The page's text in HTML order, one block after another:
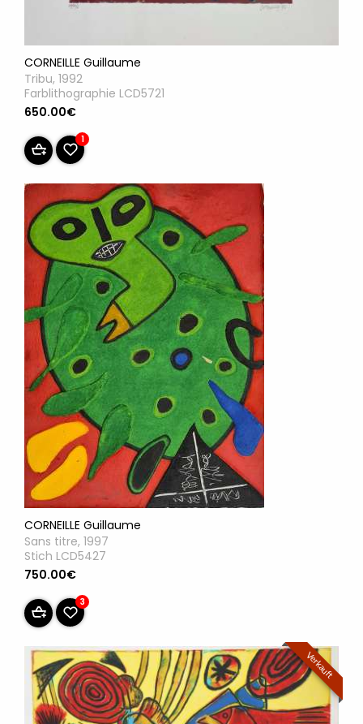
CORNEILLE Guillaume
Tribu, 1992
Farblithographie LCD5721
650.00€
1
CORNEILLE Guillaume
Sans titre, 1997
Stich LCD5427
750.00€
3
Verkauft